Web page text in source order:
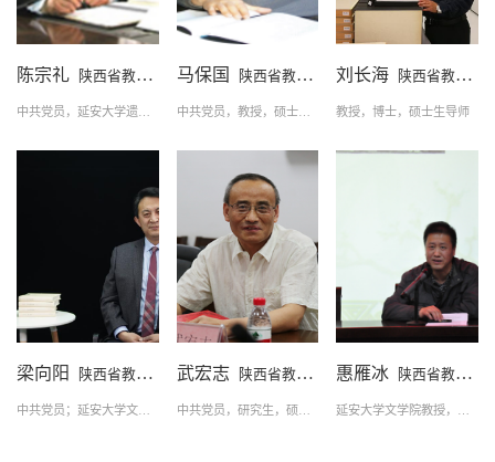
陈宗礼 陕西省教学名师
中共党员，延安大学遗传学教授，硕士生导师
马保国 陕西省教学名师
中共党员，教授，硕士生导师
刘长海 陕西省教学名师
教授，博士，硕士生导师
梁向阳 陕西省教学名师 武宏志 陕西省教学名师
中共党员，研究生，硕士研究生导师
惠雁冰 陕西省教学名师